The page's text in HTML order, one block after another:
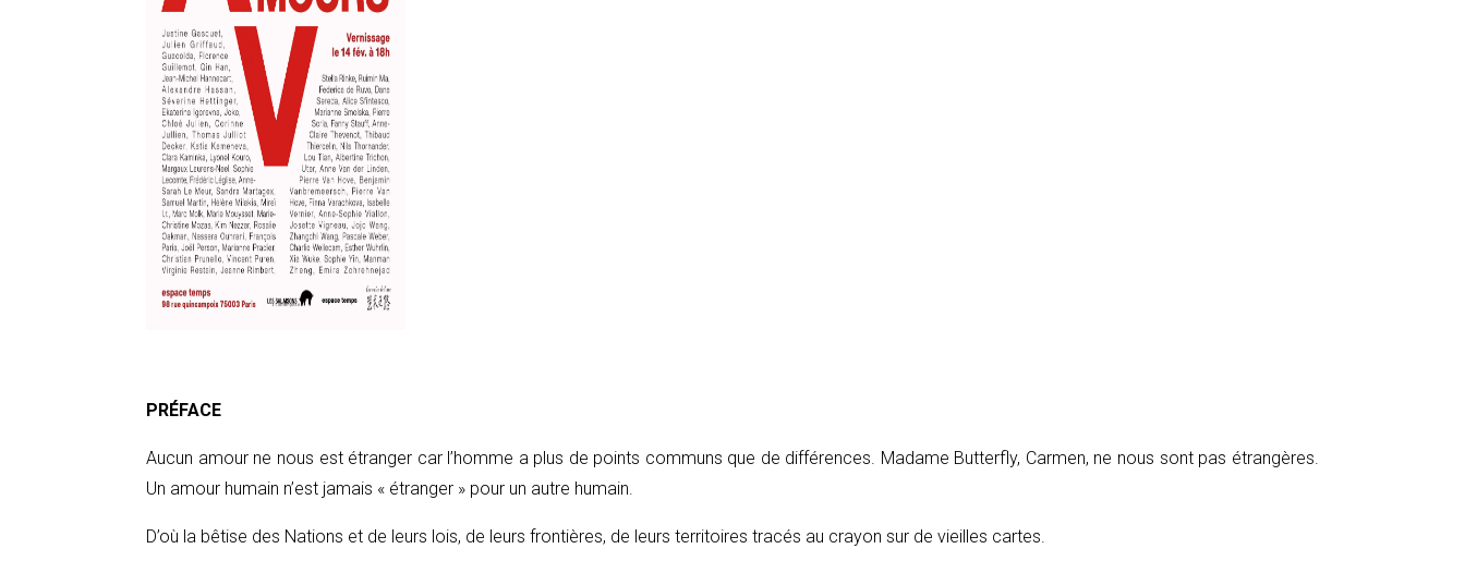
PRÉFACE
Aucun amour ne nous est étranger car l’homme a plus de points communs que de différences. Madame Butterfly, Carmen, ne nous sont pas étrangères.
Un amour humain n’est jamais « étranger » pour un autre humain.
D’où la bêtise des Nations et de leurs lois, de leurs frontières, de leurs territoires tracés au crayon sur de vieilles cartes.